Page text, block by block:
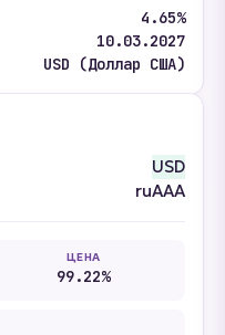
4.65%
10.03.2027
USD (Доллар США)
USD
ruAAA
ЦЕНА
99.22%